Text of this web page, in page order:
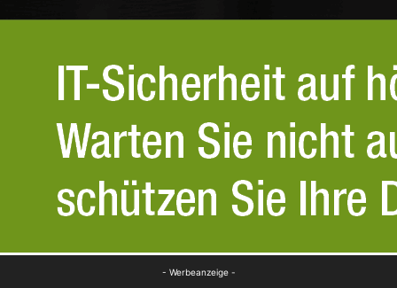
- Werbeanzeige -